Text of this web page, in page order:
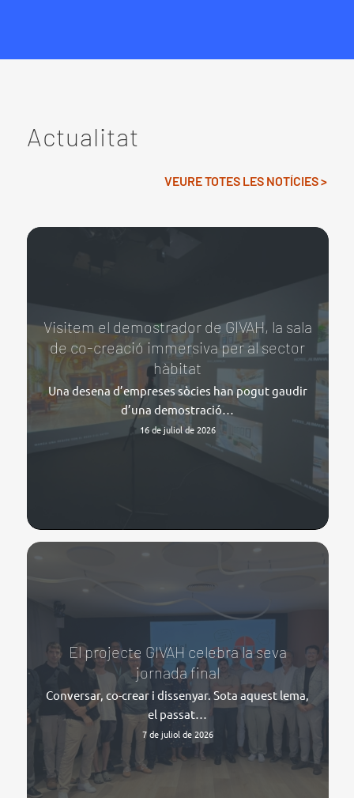
Actualitat
VEURE TOTES LES NOTÍCIES >
Visitem el demostrador de GIVAH, la sala
de co-creació immersiva per al sector
hàbitat
Una desena d’empreses sòcies han pogut gaudir
d’una demostració…
16 de juliol de 2026
El projecte GIVAH celebra la seva
jornada final
Conversar, co-crear i dissenyar. Sota aquest lema,
el passat…
7 de juliol de 2026